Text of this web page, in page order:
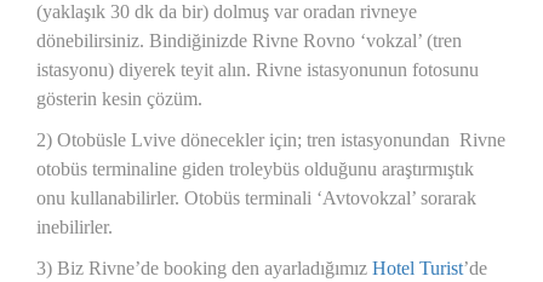
(yaklaşık 30 dk da bir) dolmuş var oradan rivneye
dönebilirsiniz. Bindiğinizde Rivne Rovno ‘vokzal’ (tren
istasyonu) diyerek teyit alın. Rivne istasyonunun fotosunu
gösterin kesin çözüm.
2) Otobüsle Lvive dönecekler için; tren istasyonundan Rivne
otobüs terminaline giden troleybüs olduğunu araştırmıştık
onu kullanabilirler. Otobüs terminali ‘Avtovokzal’ sorarak
inebilirler.
3) Biz Rivne’de booking den ayarladığımız Hotel Turist’de